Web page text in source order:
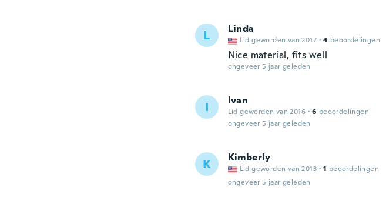
L Linda
Lid geworden van 2017 · 4 beoordelingen
Nice material, fits well
ongeveer 5 jaar geleden
I Ivan
Lid geworden van 2016 · 6 beoordelingen
ongeveer 5 jaar geleden
K Kimberly
Lid geworden van 2013 · 1 beoordelingen
ongeveer 5 jaar geleden